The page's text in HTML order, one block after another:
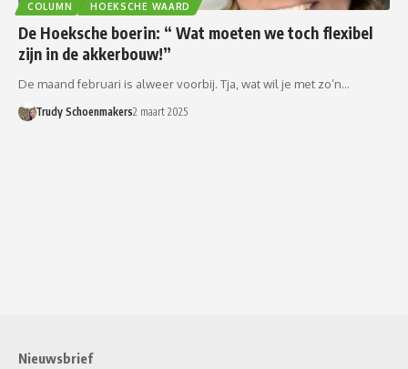
COLUMN HOEKSCHE WAARD
De Hoeksche boerin: “ Wat moeten we toch flexibel
zijn in de akkerbouw!”
De maand februari is alweer voorbij. Tja, wat wil je met zo’n…
Trudy Schoenmakers2 maart 2025
Nieuwsbrief